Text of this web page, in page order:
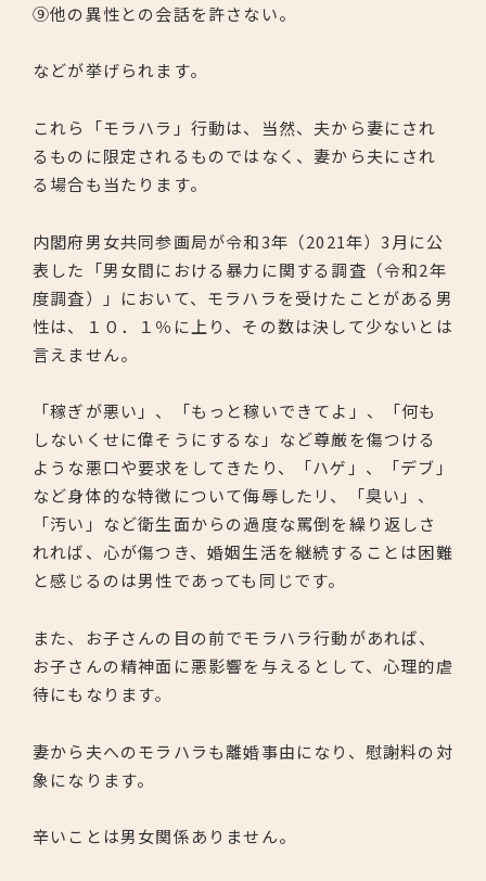
⑨他の異性との会話を許さない。
などが挙げられます。
これら「モラハラ」行動は、当然、夫から妻にされ
るものに限定されるものではなく、妻から夫にされ
る場合も当たります。
内閣府男女共同参画局が令和3年（2021年）3月に公
表した「男女間における暴力に関する調査（令和2年
度調査）」において、モラハラを受けたことがある男
性は、１０．１％に上り、その数は決して少ないとは
言えません。
「稼ぎが悪い」、「もっと稼いできてよ」、「何も
しないくせに偉そうにするな」など尊厳を傷つける
ような悪口や要求をしてきたり、「ハゲ」、「デブ」
など身体的な特徴について侮辱したリ、「臭い」、
「汚い」など衛生面からの過度な罵倒を繰り返しさ
れれば、心が傷つき、婚姻生活を継続することは困難
と感じるのは男性であっても同じです。
また、お子さんの目の前でモラハラ行動があれば、
お子さんの精神面に悪影響を与えるとして、心理的虐
待にもなります。
妻から夫へのモラハラも離婚事由になり、慰謝料の対
象になります。
辛いことは男女関係ありません。